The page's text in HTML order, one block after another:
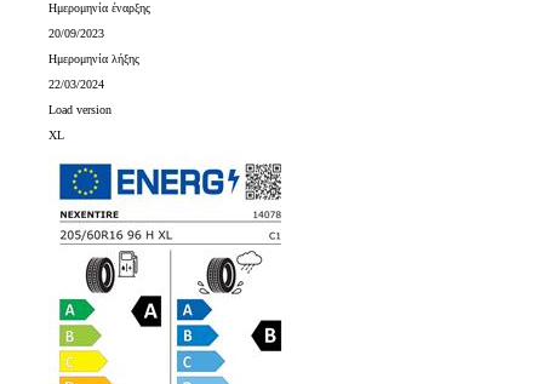
Ημερομηνία έναρξης
20/09/2023
Ημερομηνία λήξης
22/03/2024
Load version
XL